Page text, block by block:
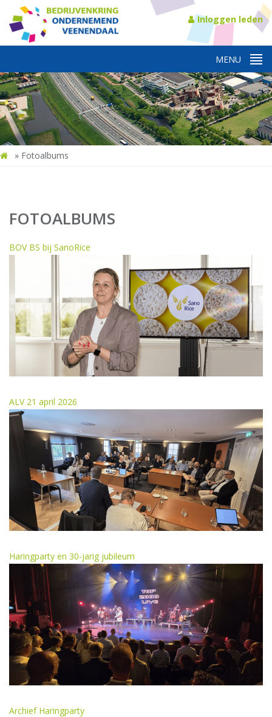
Inloggen leden
» Fotoalbums
FOTOALBUMS
BOV BS bij SanoRice
ALV 21 april 2026
Haringparty en 30-jarig jubileum
Archief Haringparty